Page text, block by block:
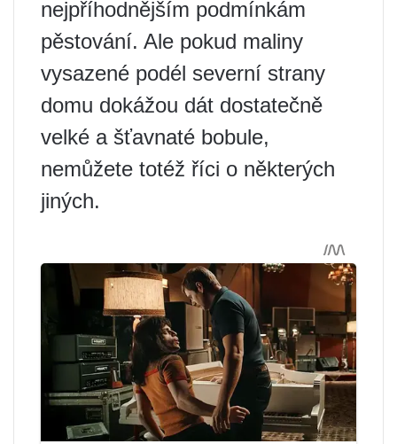
nejpříhodnějším podmínkám
pěstování. Ale pokud maliny
vysazené podél severní strany
domu dokážou dát dostatečně
velké a šťavnaté bobule,
nemůžete totéž říci o některých
jiných.